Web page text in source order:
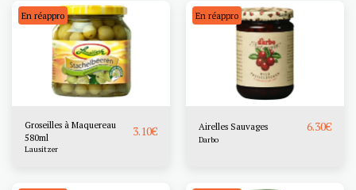
En réappro
Groseilles à Maquereau
580ml
3.10€
Lausitzer
En réappro
Airelles Sauvages 6.30€
Darbo